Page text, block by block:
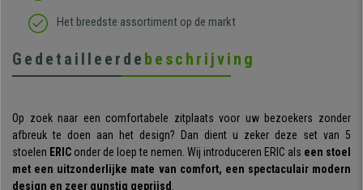
Het breedste assortiment op de markt
Gedetailleerde beschrijving
Op zoek naar een comfortabele zitplaats voor uw bezoekers zonder
afbreuk te doen aan het design? Dan dient u zeker deze set van 5
stoelen ERIC onder de loep te nemen. Wij introduceren ERIC als een stoel
met een uitzonderlijke mate van comfort, een spectaculair modern
design en zeer gunstig geprijsd .